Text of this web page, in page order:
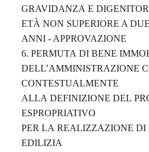
GRAVIDANZA E DI
ETÀ NON SUPERIORE A DUE
ANNI - APPROVAZIONE
6. PERMUTA DI BENE
DELL’AMMINISTRAZIONE
CONTESTUALMENTE
ALLA DEFINIZIONE DEL
ESPROPRIATIVO
PER LA REALIZZAZIONE DI
EDILIZIA